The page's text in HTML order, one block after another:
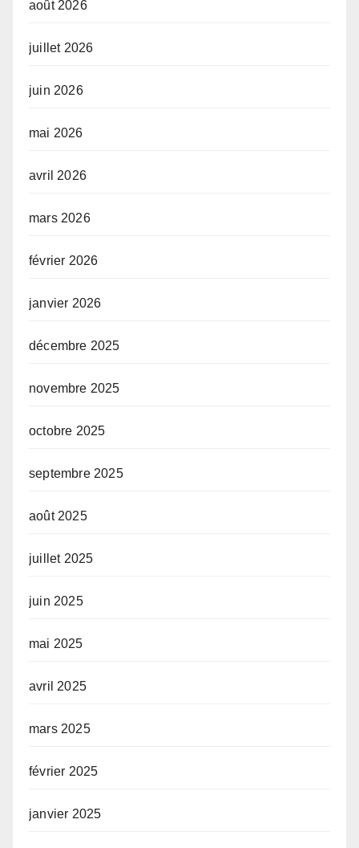
août 2026
juillet 2026
juin 2026
mai 2026
avril 2026
mars 2026
février 2026
janvier 2026
décembre 2025
novembre 2025
octobre 2025
septembre 2025
août 2025
juillet 2025
juin 2025
mai 2025
avril 2025
mars 2025
février 2025
janvier 2025